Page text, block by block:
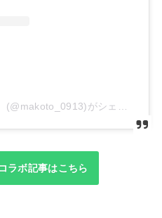
ラボ記事はこちら